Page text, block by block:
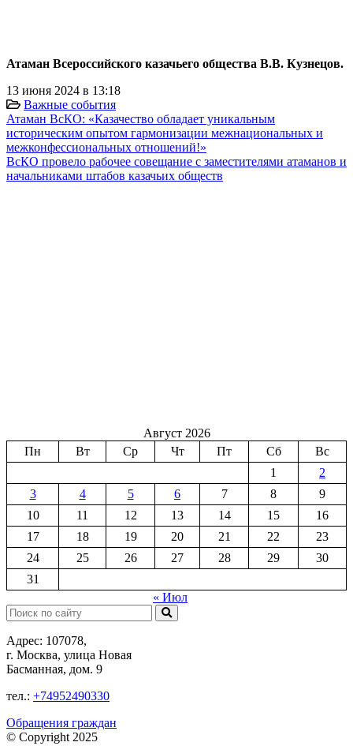
Атаман Всероссийского казачьего общества В.В. Кузнецов.
13 июня 2024 в 13:18
Важные события
Атаман ВсКО: «Казачество обладает уникальным
историческим опытом гармонизации межнациональных и
межконфессиональных отношений!»
ВсКО провело рабочее совещание с заместителями атаманов и
начальниками штабов казачьих обществ
Август 2026
Пн
Вт Ср Чт Пт Сб
Вс
1
2
3
4 5 6 7 8
9
10
11 12 13 14 15
16
17
18 19 20 21 22
23
24
25 26 27 28 29
30
31
« Июл
Поиск:
Адрес: 107078,
г. Москва, улица Новая
Басманная, дом. 9
тел.: +74952490330
Обращения граждан
© Copyright 2025